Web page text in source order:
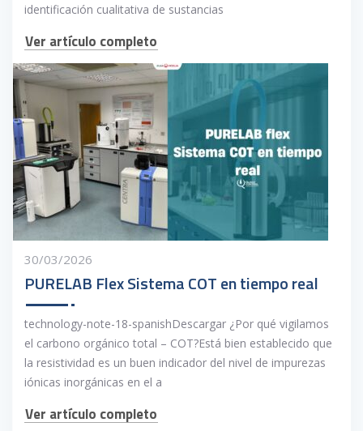
identificación cualitativa de sustancias
Ver artículo completo
30/03/2026
PURELAB Flex Sistema COT en tiempo real
technology-note-18-spanishDescargar ¿Por qué vigilamos
el carbono orgánico total – COT?Está bien establecido que
la resistividad es un buen indicador del nivel de impurezas
iónicas inorgánicas en el a
Ver artículo completo